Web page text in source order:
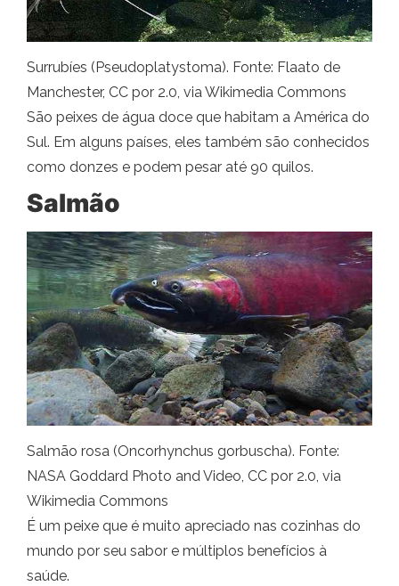
Surrubíes (Pseudoplatystoma). Fonte: Flaato de
Manchester, CC por 2.0, via Wikimedia Commons
São peixes de água doce que habitam a América do
Sul. Em alguns países, eles também são conhecidos
como donzes e podem pesar até 90 quilos.
Salmão
Salmão rosa (Oncorhynchus gorbuscha). Fonte:
NASA Goddard Photo and Video, CC por 2.0, via
Wikimedia Commons
É um peixe que é muito apreciado nas cozinhas do
mundo por seu sabor e múltiplos benefícios à
saúde.